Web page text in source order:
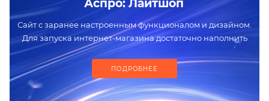
Аспро: Лайтшоп
Сайт с заранее настроенным функционалом и дизайном.
Для запуска интернет-магазина достаточно наполнить
проект контентом
ПОДРОБНЕЕ